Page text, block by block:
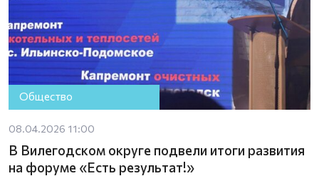
Общество
08.04.2026 11:00
В Вилегодском округе подвели итоги развития
на форуме «Есть результат!»